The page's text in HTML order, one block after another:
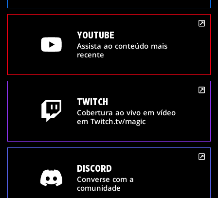
YOUTUBE
Assista ao conteúdo mais
recente
TWITCH
Cobertura ao vivo em vídeo
em Twitch.tv/magic
DISCORD
Converse com a
comunidade